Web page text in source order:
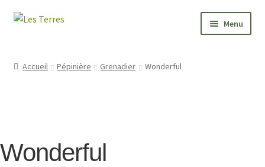
Aller
navigation
Aller
Menu
VALEURS
Accueil Pépinière Grenadier Wonderful
Wonderful